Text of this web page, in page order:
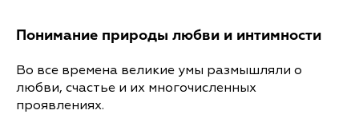
Понимание природы любви и интимности
Во все времена великие умы размышляли о
любви, счастье и их многочисленных
проявлениях.